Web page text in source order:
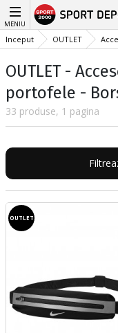
MENIU
Inceput OUTLET
OUTLET -
portofele -
33 produse, 1 pagina
OUTLET